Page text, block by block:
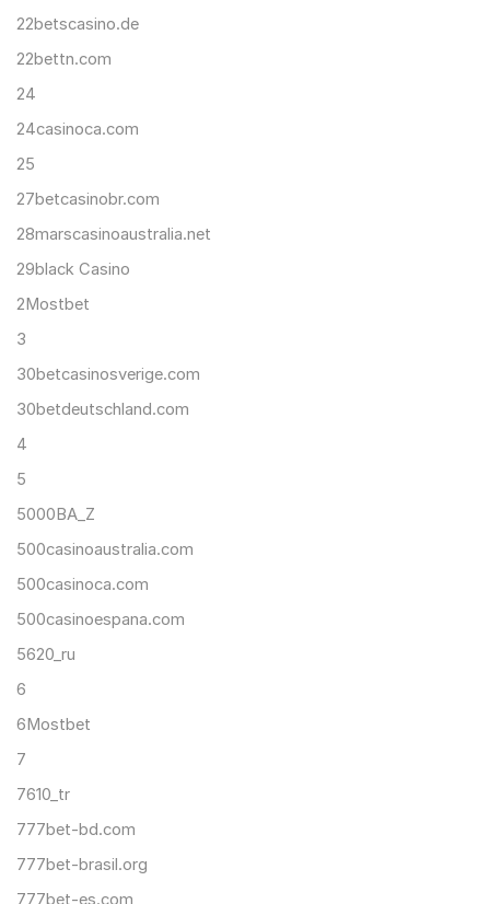
22betscasino.de
22bettn.com
24
24casinoca.com
25
27betcasinobr.com
28marscasinoaustralia.net
29black Casino
2Mostbet
3
30betcasinosverige.com
30betdeutschland.com
4
5
5000BA_Z
500casinoaustralia.com
500casinoca.com
500casinoespana.com
5620_ru
6
6Mostbet
7
7610_tr
777bet-bd.com
777bet-brasil.org
777bet-es.com